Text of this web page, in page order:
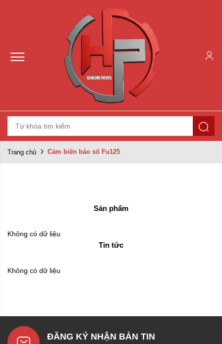
Trang chủ Cảm biến báo số Fu125
Sản phẩm
Không có dữ liệu
Tin tức
Không có dữ liệu
ĐĂNG KÝ NHẬN BẢN TIN